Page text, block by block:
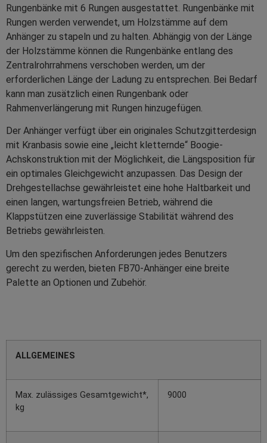
Rungenbänke mit 6 Rungen ausgestattet. Rungenbänke mit
Rungen werden verwendet, um Holzstämme auf dem
Anhänger zu stapeln und zu halten. Abhängig von der Länge
der Holzstämme können die Rungenbänke entlang des
Zentralrohrrahmens verschoben werden, um der
erforderlichen Länge der Ladung zu entsprechen. Bei Bedarf
kann man zusätzlich einen Rungenbank oder
Rahmenverlängerung mit Rungen hinzugefügen.
Der Anhänger verfügt über ein originales Schutzgitterdesign
mit Kranbasis sowie eine „leicht kletternde“ Boogie-
Achskonstruktion mit der Möglichkeit, die Längsposition für
ein optimales Gleichgewicht anzupassen. Das Design der
Drehgestellachse gewährleistet eine hohe Haltbarkeit und
einen langen, wartungsfreien Betrieb, während die
Klappstützen eine zuverlässige Stabilität während des
Betriebs gewährleisten.
Um den spezifischen Anforderungen jedes Benutzers
gerecht zu werden, bieten FB70-Anhänger eine breite
Palette an Optionen und Zubehör.
ALLGEMEINES
Max. zulässiges Gesamtgewicht*,
kg
9000